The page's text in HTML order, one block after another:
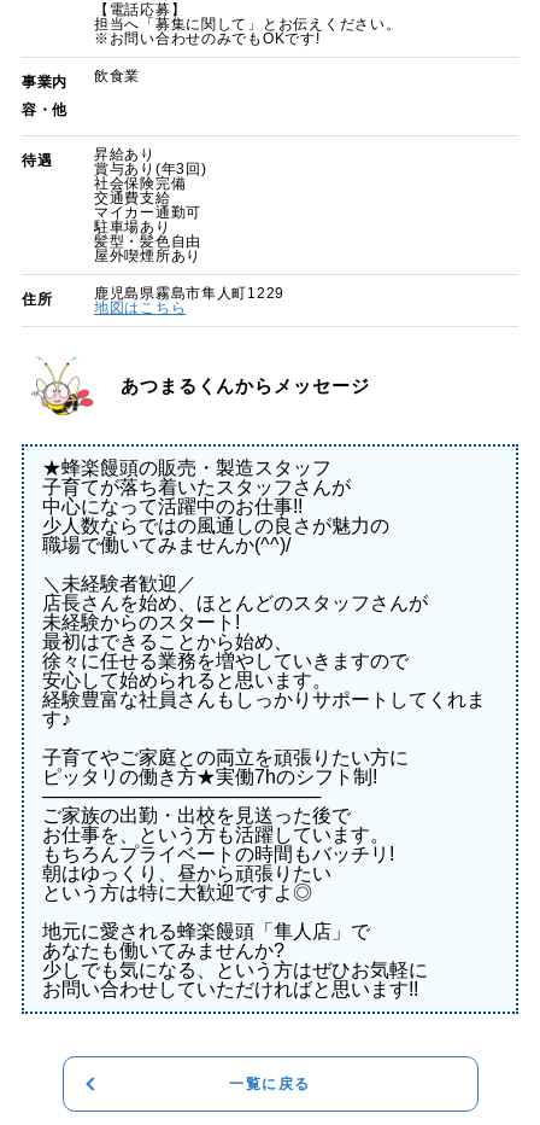
【電話応募】
担当へ「募集に関して」とお伝えください。
※お問い合わせのみでもOKです!
事業内
容・他
飲食業
待遇
昇給あり
賞与あり(年3回)
社会保険完備
交通費支給
マイカー通勤可
駐車場あり
髪型・髪色自由
屋外喫煙所あり
住所
鹿児島県霧島市隼人町1229
地図はこちら
あつまるくんからメッセージ
★蜂楽饅頭の販売・製造スタッフ
子育てが落ち着いたスタッフさんが
中心になって活躍中のお仕事!!
少人数ならではの風通しの良さが魅力の
職場で働いてみませんか(^^)/
＼未経験者歓迎／
店長さんを始め、ほとんどのスタッフさんが
未経験からのスタート!
最初はできることから始め、
徐々に任せる業務を増やしていきますので
安心して始められると思います。
経験豊富な社員さんもしっかりサポートしてくれま
す♪
子育てやご家庭との両立を頑張りたい方に
ピッタリの働き方★実働7hのシフト制!
─────────────────────
ご家族の出勤・出校を見送った後で
お仕事を、という方も活躍しています。
もちろんプライベートの時間もバッチリ!
朝はゆっくり、昼から頑張りたい
という方は特に大歓迎ですよ◎
地元に愛される蜂楽饅頭「隼人店」で
あなたも働いてみませんか?
少しでも気になる、という方はぜひお気軽に
お問い合わせしていただければと思います!!
一覧に戻る